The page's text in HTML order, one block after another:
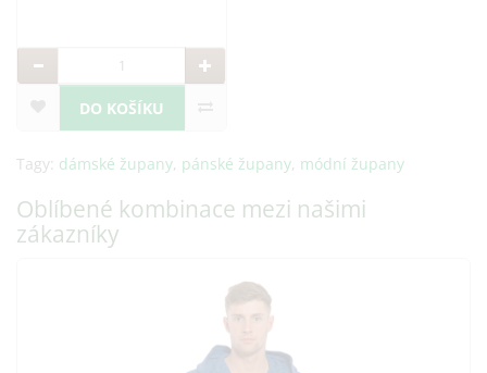
DO KOŠÍKU
Tagy: dámské župany, pánské župany, módní župany
Oblíbené kombinace mezi našimi
zákazníky